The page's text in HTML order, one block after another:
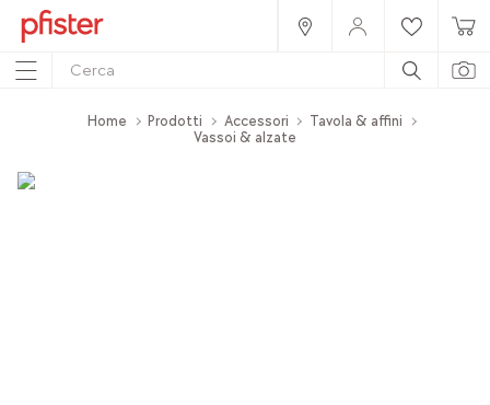
Home Prodotti Accessori
Tavola & affini
Vassoi & alzate